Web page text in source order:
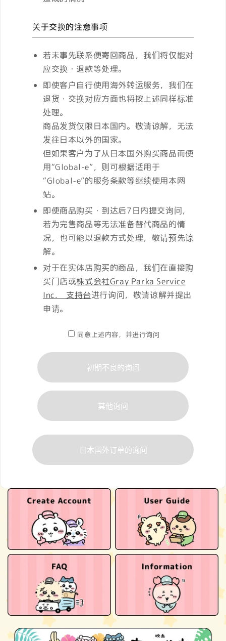
关于交换的注意事项
若未事先联系便寄回商品，我们将仅能对
应交换・退款等处理。
即使客户自行使用海外转运服务，我们在
退货・交换对应方面也将按上述同样标准
处理。
商品发货仅限日本国内。敬请谅解，无法
发往日本以外的国家。
但如果客户为了从日本国外购买商品而使
用“Global-e”，则可根据适用于
“Global-e”的服务条款等继续使用本网
站。
即使商品购买・到达后7日内提交询问，
若为完售商品等无法准备替代商品的情
况，也可能以退款方式处理，敬请预先谅
解。
对于在实体店购买的商品，我们在直接购
买门店或株式会社Gray Parka Service
Inc. 支持台进行询问，敬请谅解并提出
申请。
同意上述内容，并进行询问
初期不良的询问
其他询问
日本国外订单的询问